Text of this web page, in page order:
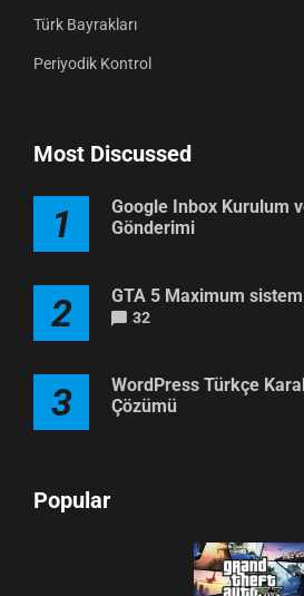
Türk Bayrakları
Periyodik Kontrol
Most Discussed
1
Google Inbox Kurulum
Gönderimi
2 GTA 5 Maximum
32
3
WordPress Türkçe
Çözümü
Popular